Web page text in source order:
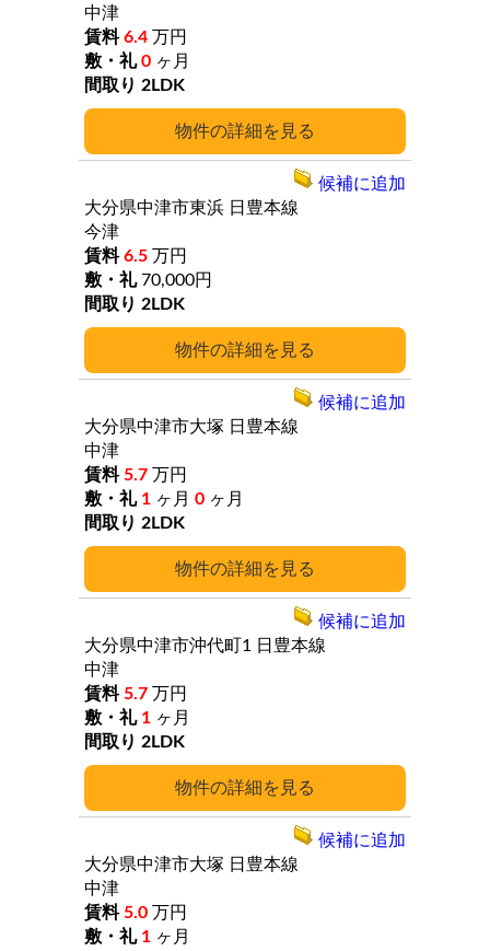
詳細
中津
6.4 万円
0 ヶ月
2LDK
詳細
大分県中津市東浜 日豊本線
今津
6.5 万円
70,000円
2LDK
候補に追加
詳細
大分県中津市大塚 日豊本線
中津
5.7 万円
1 ヶ月 0 ヶ月
2LDK
候補に追加
詳細
大分県中津市沖代町1
日豊本線
中津
5.7 万円
1 ヶ月
2LDK
候補に追加
大分県中津市大塚 日豊本線
中津
5.0 万円
1 ヶ月
候補に追加